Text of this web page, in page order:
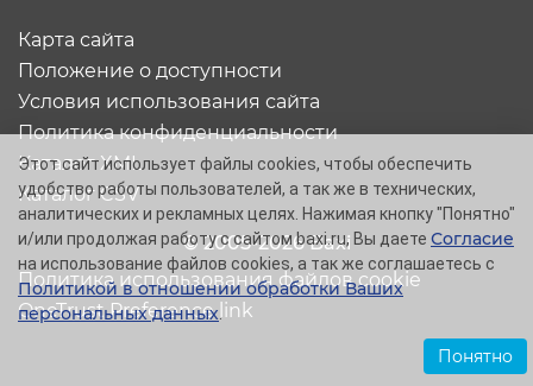
© 2005-2026 Baxi
Карта сайта
Положение о доступности
Условия использования сайта
Политика конфиденциальности
Каталог XML
Каталог CSV
Политика использования файлов cookie
OneTrust Preference link
Этот сайт использует файлы cookies, чтобы обеспечить
удобство работы пользователей, а так же в технических,
аналитических и рекламных целях. Нажимая кнопку "Понятно"
и/или продолжая работу с сайтом baxi.ru, Вы даете Согласие
на использование файлов cookies, а так же соглашаетесь с
Политикой в отношении обработки Ваших
персональных данных.
Понятно